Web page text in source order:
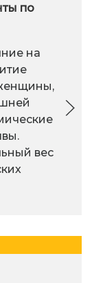
по
на
вес